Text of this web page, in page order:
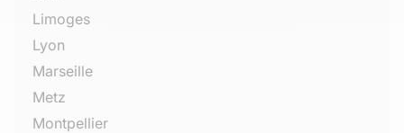
Limoges
Lyon
Marseille
Metz
Montpellier